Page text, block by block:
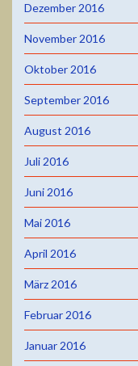
Dezember 2016
November 2016
Oktober 2016
September 2016
August 2016
Juli 2016
Juni 2016
Mai 2016
April 2016
März 2016
Februar 2016
Januar 2016